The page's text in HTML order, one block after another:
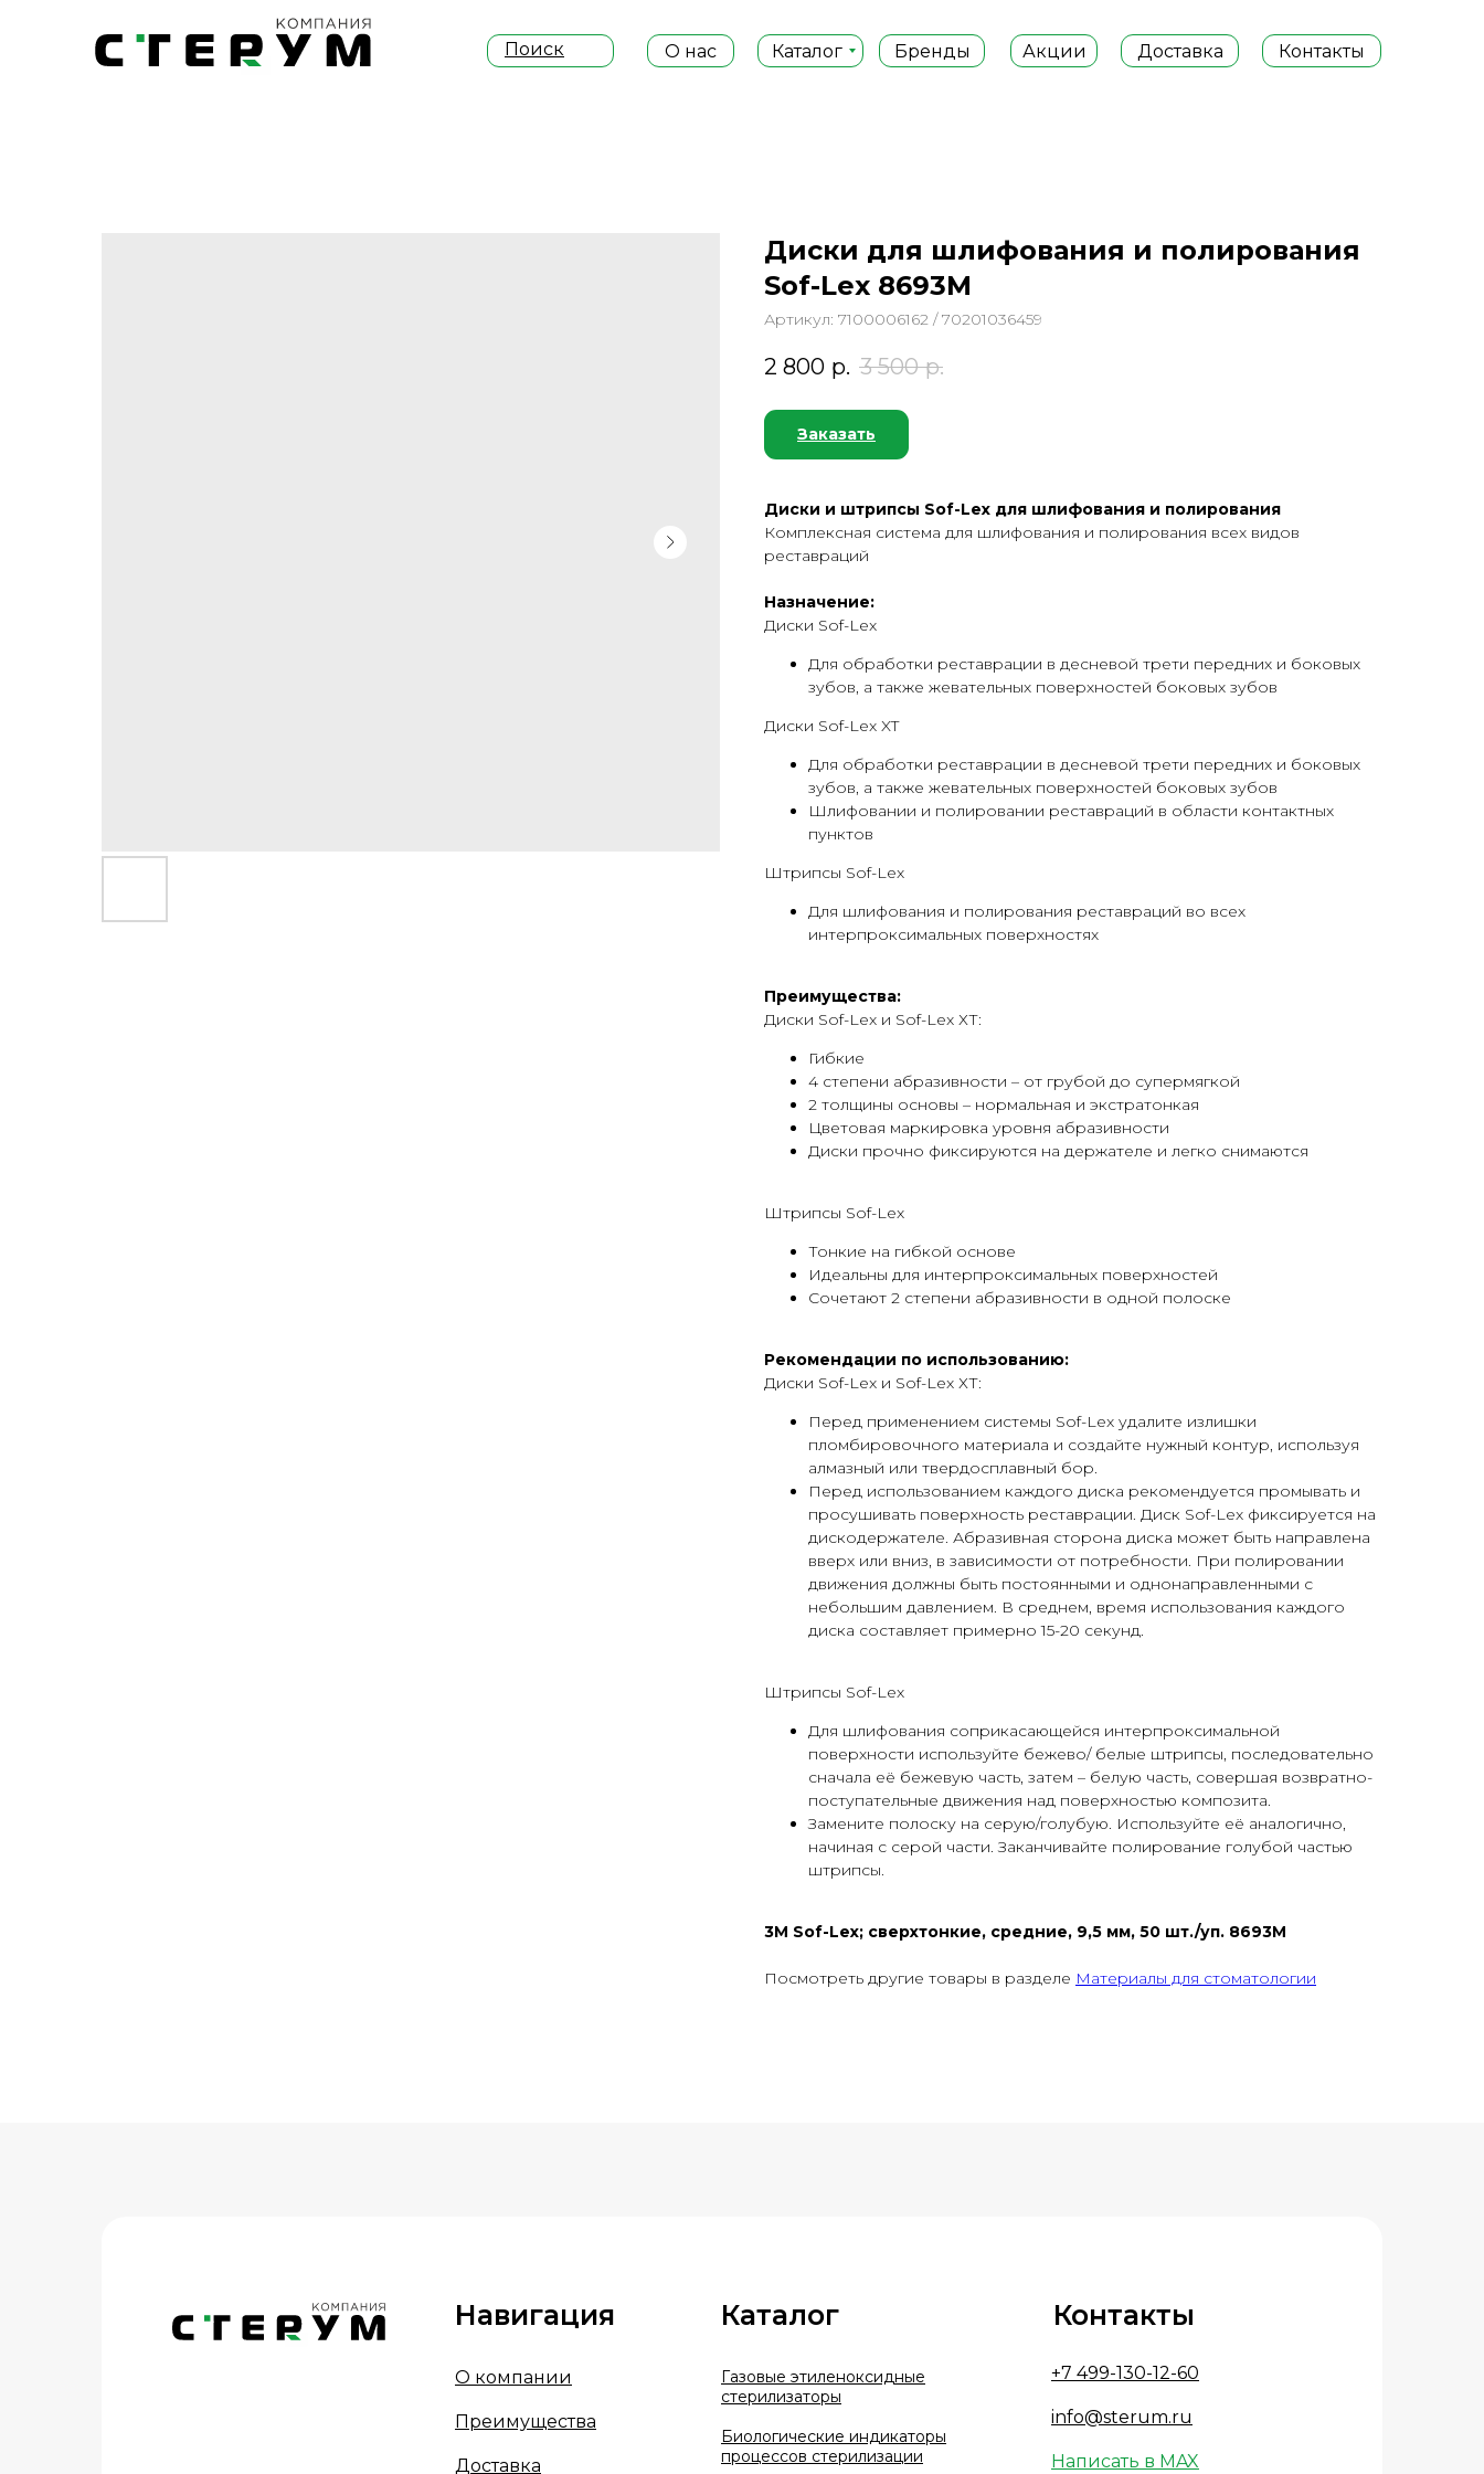
Каталог Доставка
Акции Контакты
О нас Бренды
Поиск
Диски для шлифования и полирования
Sof-Lex 8693M
Артикул: 7100006162 / 70201036459
2 800 р. 3 500 р.
Заказать
Диски и штрипсы Sof-Lex для шлифования и полирования
Комплексная система для шлифования и полирования всех видов
реставраций
Назначение:
Диски Sof-Lex
Для обработки реставрации в десневой трети передних и боковых
зубов, а также жевательных поверхностей боковых зубов
Диски Sof-Lex XT
Для обработки реставрации в десневой трети передних и боковых
зубов, а также жевательных поверхностей боковых зубов
Шлифовании и полировании реставраций в области контактных
пунктов
Штрипсы Sof-Lex
Для шлифования и полирования реставраций во всех
интерпроксимальных поверхностях
Преимущества:
Диски Sof-Lex и Sof-Lex ХТ:
Гибкие
4 степени абразивности – от грубой до супермягкой
2 толщины основы – нормальная и экстратонкая
Цветовая маркировка уровня абразивности
Диски прочно фиксируются на держателе и легко снимаются
Штрипсы Sof-Lex
Тонкие на гибкой основе
Идеальны для интерпроксимальных поверхностей
Сочетают 2 степени абразивности в одной полоске
Рекомендации по использованию:
Диски Sof-Lex и Sof-Lex ХТ:
Перед применением системы Sof-Lex удалите излишки
пломбировочного материала и создайте нужный контур, используя
алмазный или твердосплавный бор.
Перед использованием каждого диска рекомендуется промывать и
просушивать поверхность реставрации. Диск Sof-Lex фиксируется на
дискодержателе. Абразивная сторона диска может быть направлена
вверх или вниз, в зависимости от потребности. При полировании
движения должны быть постоянными и однонаправленными с
небольшим давлением. В среднем, время использования каждого
диска составляет примерно 15-20 секунд.
Штрипсы Sof-Lex
Для шлифования соприкасающейся интерпроксимальной
поверхности используйте бежево/ белые штрипсы, последовательно
сначала её бежевую часть, затем – белую часть, совершая возвратно-
поступательные движения над поверхностью композита.
Замените полоску на серую/голубую. Используйте её аналогично,
начиная с серой части. Заканчивайте полирование голубой частью
штрипсы.
3M Sof-Lex; сверхтонкие, средние, 9,5 мм, 50 шт./уп. 8693M
Посмотреть другие товары в разделе Материалы для стоматологии
О компании
Преимущества
Доставка
+7 499-130-12-60
info@sterum.ru
Написать в MAX
Навигация Контакты
Каталог
Газовые этиленоксидные
стерилизаторы
Биологические индикаторы
процессов стерилизации